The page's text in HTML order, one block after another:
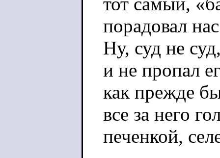
порадовал
Ну, суд не
и не пропал
как прежде
все за него
печенкой,